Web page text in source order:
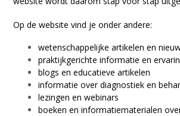
Op de website vind je onder andere:
wetenschappelijke artikelen en
praktijkgerichte informatie en
blogs en educatieve artikelen
informatie over diagnostiek en
lezingen en webinars
boeken en informatiematerialen